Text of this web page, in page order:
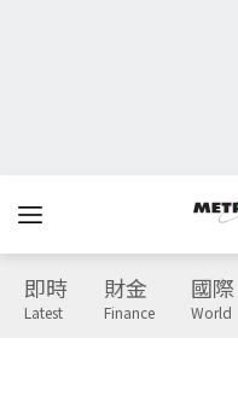
即時
Latest
財金
Finance
國際
World